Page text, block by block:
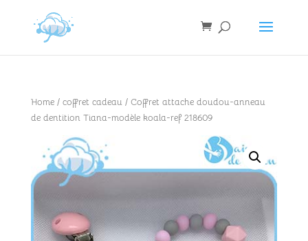
Home/ coffret cadeau/ Coffret attache doudou-anneau
de dentition Tiana-modèle koala-ref 218609